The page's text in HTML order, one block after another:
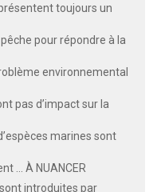
toujours un
pour répondre à la
environnemental
pas d’impact sur la
marines sont
... À NUANCER
introduites par